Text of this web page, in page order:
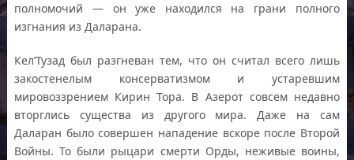
полномочий — он уже находился на грани полного
изгнания из Даларана.
Кел’Тузад был разгневан тем, что он считал всего лишь
закостенелым консерватизмом и устаревшим
мировоззрением Кирин Тора. В Азерот совсем недавно
вторглись существа из другого мира. Даже на сам
Даларан было совершен нападение вскоре после Второй
Войны. То были рыцари смерти Орды, неживые воины,